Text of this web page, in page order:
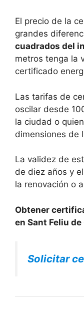
El precio de la
grandes
cuadrados del
metros tenga la
certificado
Las tarifas de
oscilar desde
la ciudad o
dimensiones de
La validez de
de diez años y
la renovación o
Obtener
en Sant Feliu
Solicitar